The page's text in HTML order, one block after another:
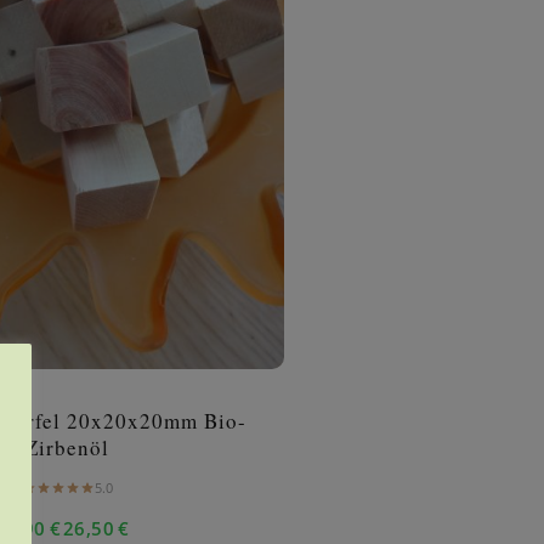
20x20x20mm Bio-
Zirbenöl
5.0
9,90 €26,50 €